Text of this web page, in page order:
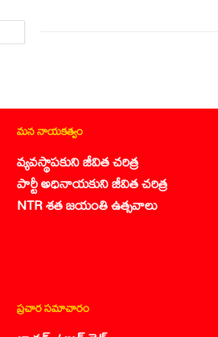
మన నాయకత్వం
వ్యవస్థాపకుని జీవిత చరిత్ర
పార్టీ అధినాయకుని జీవిత చరిత్ర
NTR శత జయంతి ఉత్సవాలు
ప్రచార సమాచారం